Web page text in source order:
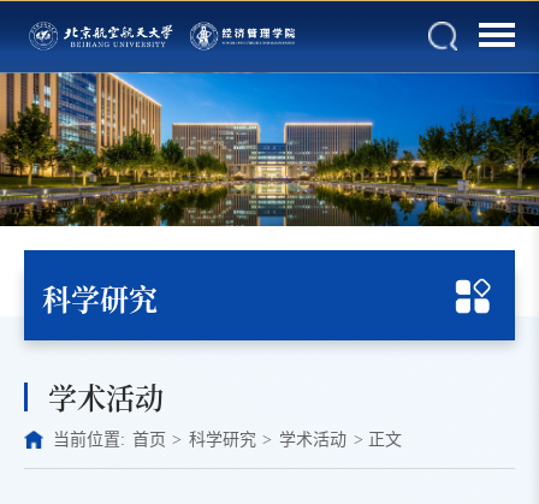
科学研究
学术活动
当前位置: 首页 > 科学研究 > 学术活动 > 正文